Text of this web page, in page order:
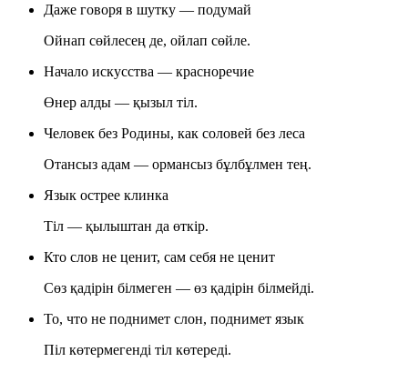
Даже говоря в шутку — подумай
Ойнап сөйлесең де, ойлап сөйле.
Начало искусства — красноречие
Өнер алды — қызыл тіл.
Человек без Родины, как соловей без леса
Отансыз адам — ормансыз бұлбұлмен тең.
Язык острее клинка
Тіл — қылыштан да өткір.
Кто слов не ценит, сам себя не ценит
Сөз қадірін білмеген — өз қадірін білмейді.
То, что не поднимет слон, поднимет язык
Піл көтермегенді тіл көтереді.